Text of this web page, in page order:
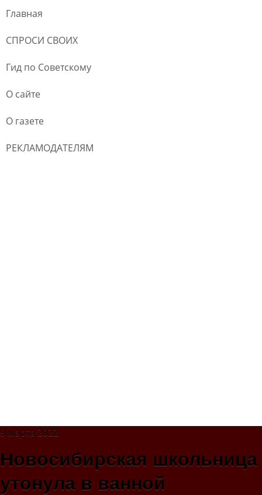
Главная
СПРОСИ СВОИХ
Гид по Советскому
О сайте
О газете
РЕКЛАМОДАТЕЛЯМ
9 марта 2022
Новосибирская школьница
утонула в ванной